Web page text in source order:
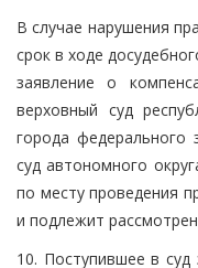
В случае нарушения
срок в ходе
заявление о
верховный суд
города федерального
суд автономного
по месту проведения
и подлежит
10. Поступившее в